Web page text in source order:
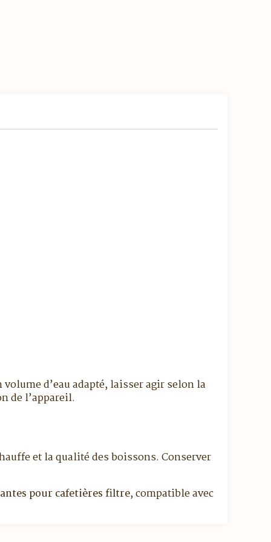
d’eau adapté, laisser agir selon la
de l’appareil.
et la qualité des boissons. Conserver
pour cafetières filtre, compatible avec